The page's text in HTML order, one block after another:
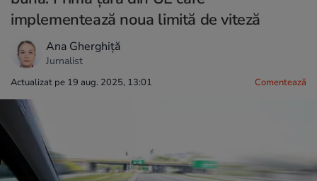
implementează noua limită de viteză
Ana Gherghiță
Jurnalist
Actualizat pe 19 aug. 2025, 13:01 Comentează